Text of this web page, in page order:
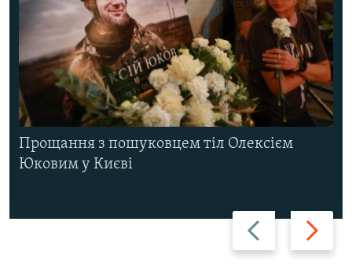
Назад Вперед
Прощання з пошуковцем тіл Олексієм
Юковим у Києві